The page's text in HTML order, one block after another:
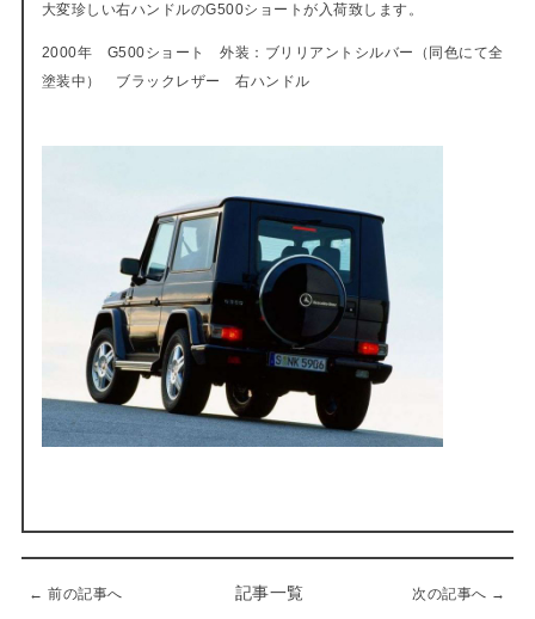
大変珍しい右ハンドルのG500ショートが入荷致します。
2000年 G500ショート 外装：ブリリアントシルバー（同色にて全
塗装中） ブラックレザー 右ハンドル
← 前の記事へ 記事一覧 次の記事へ →